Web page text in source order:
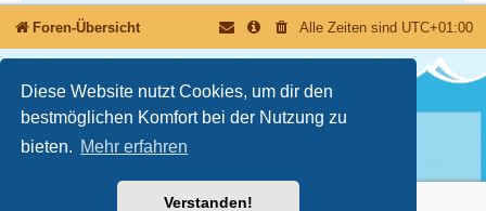
Diese Website nutzt Cookies, um dir den
bestmöglichen Komfort bei der Nutzung zu
bieten. Mehr erfahren
Verstanden!
Foren-Übersicht Alle Zeiten sind UTC+01:00
Nutzungsbedingungen
Deutsche Übersetzung durch
phpBB.de © 2026 | Version 3.3.17